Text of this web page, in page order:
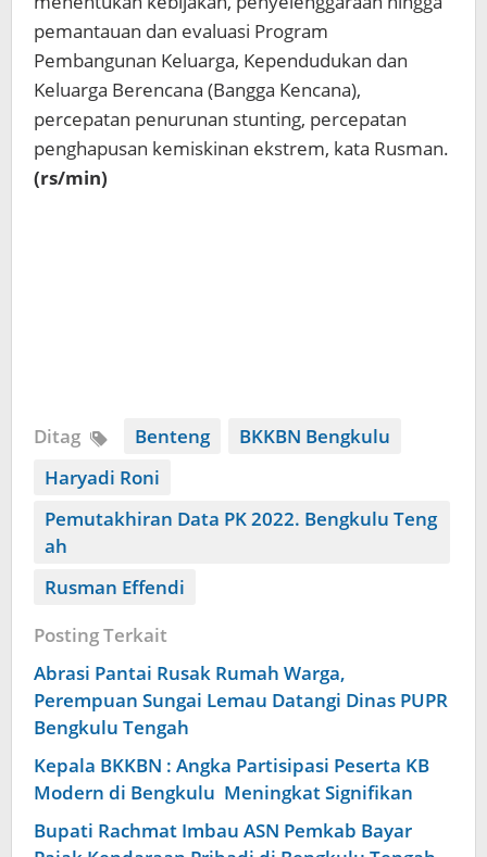
pemantauan dan evaluasi Program
Pembangunan Keluarga, Kependudukan dan
Keluarga Berencana (Bangga Kencana),
percepatan penurunan stunting, percepatan
penghapusan kemiskinan ekstrem, kata Rusman.
(rs/min)
Ditag Benteng
BKKBN Bengkulu
Haryadi Roni
Pemutakhiran Data PK 2022. Bengkulu Teng
ah
Rusman Effendi
Posting Terkait
Abrasi Pantai Rusak Rumah Warga,
Perempuan Sungai Lemau Datangi Dinas PUPR
Bengkulu Tengah
Kepala BKKBN : Angka Partisipasi Peserta KB
Modern di Bengkulu Meningkat Signifikan
Bupati Rachmat Imbau ASN Pemkab Bayar